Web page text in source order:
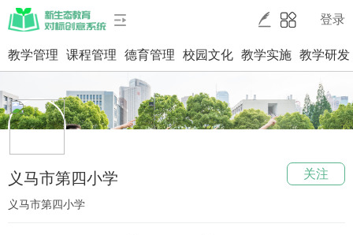
登录
教学管理 课程管理 德育管理 校园文化 教学实施 教学研发
义马市第四小学 关注
义马市第四小学